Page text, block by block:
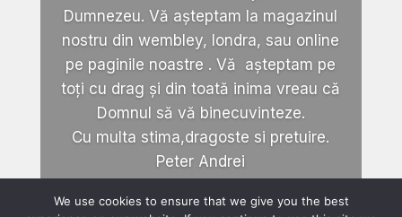
Dumnezeu. Vă așteptam la magazinul
nostru din wembley, londra, sau online
pe paginile noastre . Vă așteptam pe
toți cu drag și din toată inima vreau că
Domnul să vă binecuvinteze.
Cu multa stima,dragoste si pretuire.
Peter Andrei
We use cookies to ensure that we give you the best